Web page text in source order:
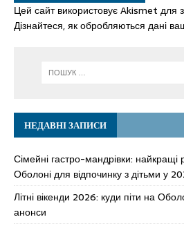
Цей сайт використовує Akismet для
Дізнайтеся, як обробляються дані
НЕДАВНІ ЗАПИСИ
Сімейні гастро-мандрівки:
Оболоні для відпочинку з дітьми у
Літні вікенди 2026: куди піти на
анонси